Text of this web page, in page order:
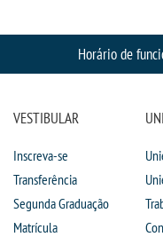
Horário de
VESTIBULAR
Inscreva-se
Transferência
Segunda Graduação
Matrícula